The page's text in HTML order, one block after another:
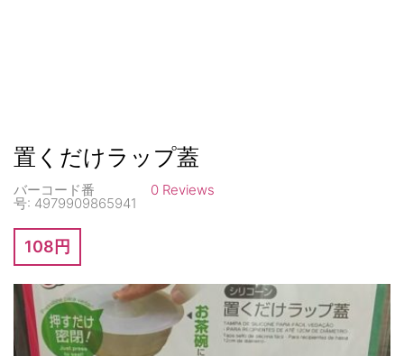
置くだけラップ蓋
バーコード番
号: 4979909865941
0 Reviews
108円